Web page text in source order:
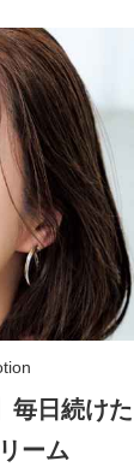
毎日続け
ーム